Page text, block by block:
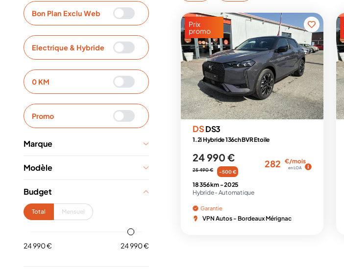
Bon Plan Exclu Web
Electrique & Hybride
0 KM
Promo
Marque
Modèle
Budget
Total Mensuel
24 990 € 24 990 €
Prix
promo
DSDS3
1.2i Hybride 136ch BVR Etoile
24 990 €
25 490 € -500 €
282 €/mois
en LOA
18 356 km -2025
Hybride - Automatique
Garantie
VPN Autos - Bordeaux Mérignac